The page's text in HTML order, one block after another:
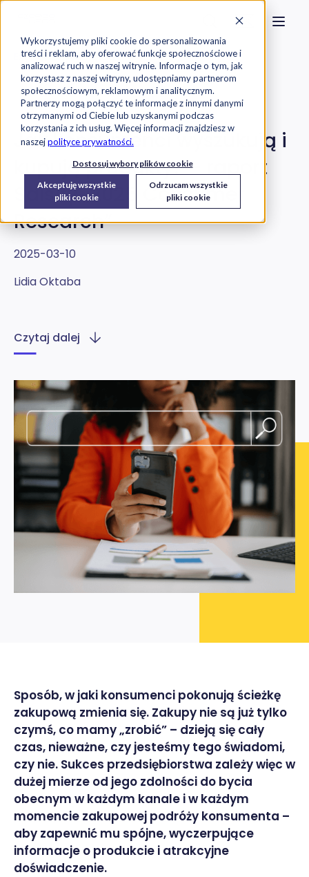
Wykorzystujemy pliki cookie do spersonalizowania
treści i reklam, aby oferować funkcje społecznościowe i
analizować ruch w naszej witrynie. Informacje o tym, jak
korzystasz z naszej witryny, udostępniamy partnerom
społecznościowym, reklamowym i analitycznym.
Partnerzy mogą połączyć te informacje z innymi danymi
otrzymanymi od Ciebie lub uzyskanymi podczas
korzystania z ich usług. Więcej informacji znajdziesz w
naszejpolityce prywatności.
Dostosuj wybory plików cookie
Akceptuję wszystkie
pliki cookie
Odrzucam wszystkie
pliki cookie
Szukaj na stronie
Skontaktuj
Exorigo-Upos Blog
E-commerce Raporty
Jak konsumenci wyszukują i
kupują produkty? – raport
Salsify „2025 Consumer
Research”
2025-03-10
Lidia Oktaba
Czytaj dalej
Sposób, w jaki konsumenci pokonują ścieżkę
zakupową zmienia się. Zakupy nie są już tylko
czymś, co mamy „zrobić” – dzieją się cały
czas, nieważne, czy jesteśmy tego świadomi,
czy nie. Sukces przedsiębiorstwa zależy więc w
dużej mierze od jego zdolności do bycia
obecnym w każdym kanale i w każdym
momencie zakupowej podróży konsumenta –
aby zapewnić mu spójne, wyczerpujące
informacje o produkcie i atrakcyjne
doświadczenie.